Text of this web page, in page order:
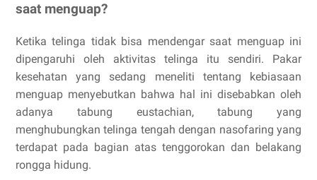
saat menguap?
Ketika telinga tidak bisa mendengar saat menguap ini
dipengaruhi oleh aktivitas telinga itu sendiri. Pakar
kesehatan yang sedang meneliti tentang kebiasaan
menguap menyebutkan bahwa hal ini disebabkan oleh
adanya tabung eustachian, tabung yang
menghubungkan telinga tengah dengan nasofaring yang
terdapat pada bagian atas tenggorokan dan belakang
rongga hidung.